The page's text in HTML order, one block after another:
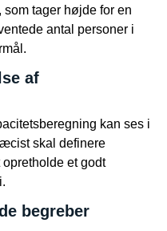
som tager højde for en
antal personer i
af
kan ses i
skal definere
et godt
begreber